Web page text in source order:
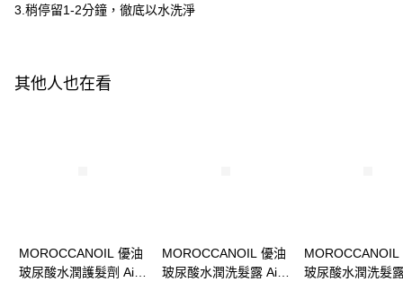
後付繳納相關費用。
【注意事項】
時審查核予不同之上限額度；若仍有額度不足之情形，本公司將視審查結果
請求用戶進行身份認證。
每筆NT$120，滿NT$3,000(含以上)免運費
每筆NT$320，滿NT$3,000(含以上)免運費
3.稍停留1-2分鐘，徹底以水洗淨
其他人也在看
MOROCCANOIL 優油
玻尿酸水潤護髮劑 Airy
MOROCCANOIL 優油
玻尿酸水潤洗髮露 Airy
MOROCCANOIL
玻尿酸水潤洗髮